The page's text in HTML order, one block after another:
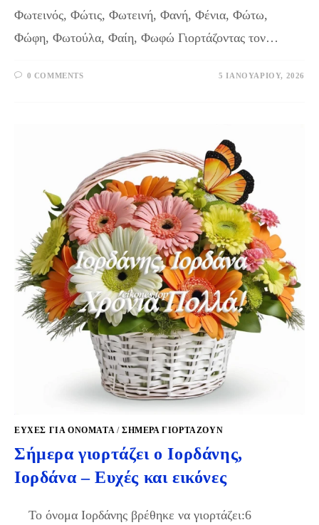
Φωτεινός, Φώτις, Φωτεινή, Φανή, Φένια, Φώτω,
Φώφη, Φωτούλα, Φαίη, Φωφώ Γιορτάζοντας τον…
0 COMMENTS 5 ΙΑΝΟΥΑΡΊΟΥ, 2026
ΕΥΧΈΣ ΓΙΑ ΟΝΌΜΑΤΑ/ΣΉΜΕΡΑ ΓΙΟΡΤΆΖΟΥΝ
Σήμερα γιορτάζει ο Ιορδάνης,
Ιορδάνα – Ευχές και εικόνες
Το όνομα Ιορδάνης βρέθηκε να γιορτάζει:6